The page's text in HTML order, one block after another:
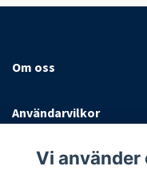
Om oss
Användarvilkor
Sociala medier
Vi använder